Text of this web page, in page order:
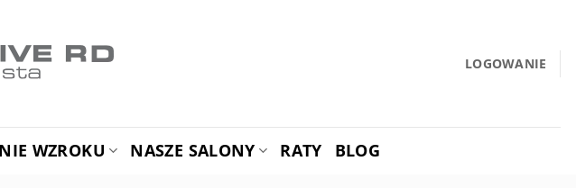
LOGOWANIE
WZROKU NASZE SALONY RATY BLOG